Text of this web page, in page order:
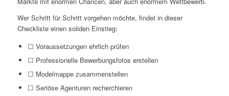
Wer Schritt für Schritt vorgehen möchte, findet in dieser
Checkliste einen soliden Einstieg:
☐ Voraussetzungen ehrlich prüfen
☐ Professionelle Bewerbungsfotos erstellen
☐ Modelmappe zusammenstellen
☐ Seriöse Agenturen recherchieren